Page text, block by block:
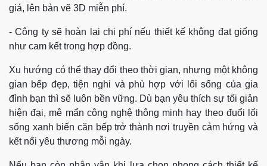
giá, lên bản vẽ 3D miễn phí.
- Công ty sẽ hoàn lại chi phí nếu thiết kế không đạt giống
như cam kết trong hợp đồng.
Xu hướng có thể thay đổi theo thời gian, nhưng một không
gian bếp đẹp, tiện nghi và phù hợp với lối sống của gia
đình bạn thì sẽ luôn bền vững. Dù bạn yêu thích sự tối giản
hiện đại, mê mẩn công nghệ thông minh hay theo đuổi lối
sống xanh biến căn bếp trở thành nơi truyền cảm hứng và
kết nối yêu thương mỗi ngày.